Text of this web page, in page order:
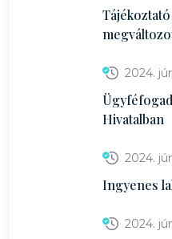
2024.
Hivatalban
2024.
Ingyenes
2024.